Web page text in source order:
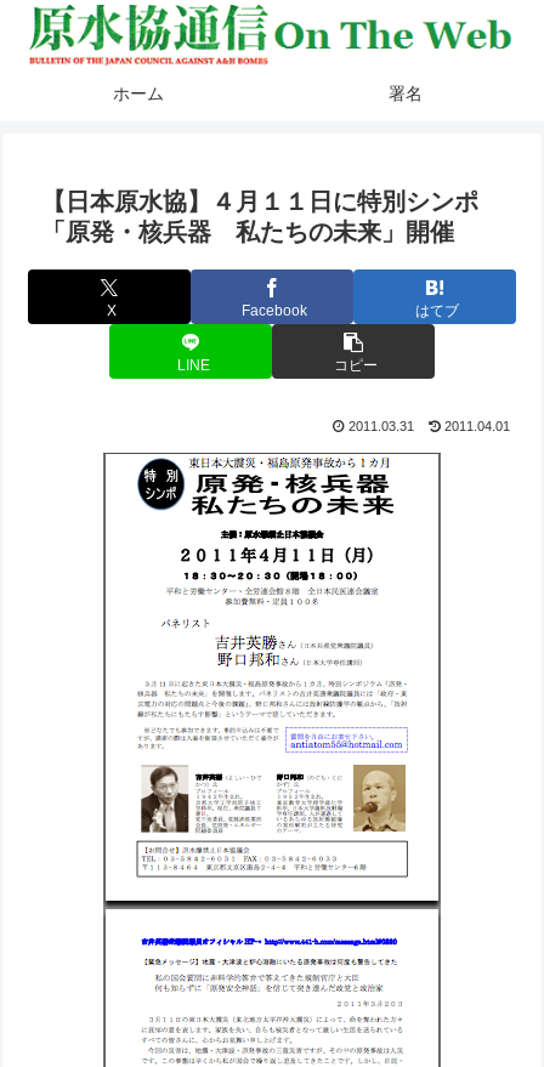
ホーム 署名
【日本原水協】４月１１日に特別シンポ
「原発・核兵器 私たちの未来」開催
X Facebook はてブ
LINE コピー
2011.03.31 2011.04.01